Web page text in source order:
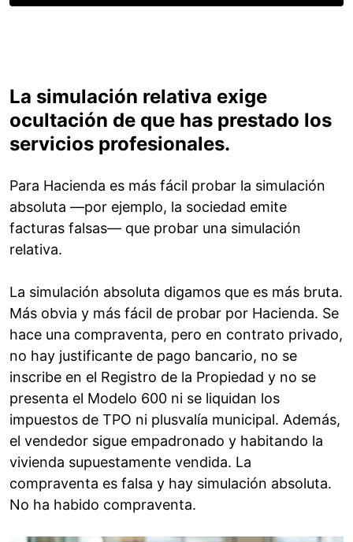
La simulación relativa exige
ocultación de que has prestado los
servicios profesionales.
Para Hacienda es más fácil probar la simulación
absoluta —por ejemplo, la sociedad emite
facturas falsas— que probar una simulación
relativa.
La simulación absoluta digamos que es más bruta.
Más obvia y más fácil de probar por Hacienda. Se
hace una compraventa, pero en contrato privado,
no hay justificante de pago bancario, no se
inscribe en el Registro de la Propiedad y no se
presenta el Modelo 600 ni se liquidan los
impuestos de TPO ni plusvalía municipal. Además,
el vendedor sigue empadronado y habitando la
vivienda supuestamente vendida. La
compraventa es falsa y hay simulación absoluta.
No ha habido compraventa.